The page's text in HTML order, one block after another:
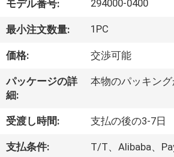
デ
オ
わ
た
し
た
モデル番号: 294000-0400
最小注文数量: 1PC
価格: 交渉可能
パッケージの詳
細:
本物のパッキン
受渡し時間: 支払の後の3-7日
支払条件: T/T、Alibaba、